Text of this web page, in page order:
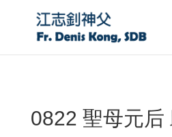
0822 聖母元后